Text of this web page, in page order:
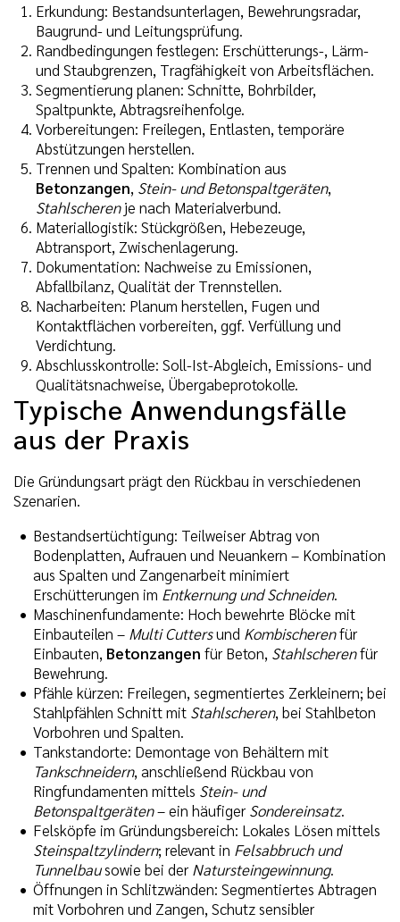
Erkundung: Bestandsunterlagen, Bewehrungsradar,
Baugrund- und Leitungsprüfung.
Randbedingungen festlegen: Erschütterungs-, Lärm-
und Staubgrenzen, Tragfähigkeit von Arbeitsflächen.
Segmentierung planen: Schnitte, Bohrbilder,
Spaltpunkte, Abtragsreihenfolge.
Vorbereitungen: Freilegen, Entlasten, temporäre
Abstützungen herstellen.
Trennen und Spalten: Kombination aus
Betonzangen, Stein- und Betonspaltgeräten,
Stahlscherenje nach Materialverbund.
Materiallogistik: Stückgrößen, Hebezeuge,
Abtransport, Zwischenlagerung.
Dokumentation: Nachweise zu Emissionen,
Abfallbilanz, Qualität der Trennstellen.
Nacharbeiten: Planum herstellen, Fugen und
Kontaktflächen vorbereiten, ggf. Verfüllung und
Verdichtung.
Abschlusskontrolle: Soll-Ist-Abgleich, Emissions- und
Qualitätsnachweise, Übergabeprotokolle.
Typische Anwendungsfälle
aus der Praxis
Die Gründungsart prägt den Rückbau in verschiedenen
Szenarien.
Bestandsertüchtigung: Teilweiser Abtrag von
Bodenplatten, Aufrauen und Neuankern – Kombination
aus Spalten und Zangenarbeit minimiert
Erschütterungen im Entkernung und Schneiden.
Maschinenfundamente: Hoch bewehrte Blöcke mit
Einbauteilen – Multi Cuttersund Kombischerenfür
Einbauten, Betonzangen für Beton, Stahlscherenfür
Bewehrung.
Pfähle kürzen: Freilegen, segmentiertes Zerkleinern; bei
Stahlpfählen Schnitt mit Stahlscheren, bei Stahlbeton
Vorbohren und Spalten.
Tankstandorte: Demontage von Behältern mit
Tankschneidern, anschließend Rückbau von
Ringfundamenten mittels Stein- und
Betonspaltgeräten– ein häufiger Sondereinsatz.
Felsköpfe im Gründungsbereich: Lokales Lösen mittels
Steinspaltzylindern; relevant in Felsabbruch und
Tunnelbausowie bei der Natursteingewinnung.
Öffnungen in Schlitzwänden: Segmentiertes Abtragen
mit Vorbohren und Zangen, Schutz sensibler